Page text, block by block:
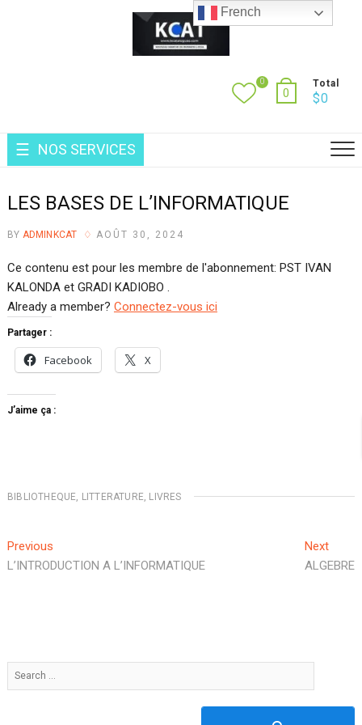
0
0
Total
$0
NOS SERVICES
LES BASES DE L’INFORMATIQUE
BY ADMINKCAT AOÛT 30, 2024
Ce contenu est pour les membre de l'abonnement: PST IVAN
KALONDA et GRADI KADIOBO .
Already a member? Connectez-vous ici
Partager :
Facebook X
J’aime ça :
BIBLIOTHEQUE, LITTERATURE, LIVRES
Navigation
de
PreviousPrevious
post:
L’INTRODUCTION A L’INFORMATIQUE
NextNext
post:
ALGEBRE
Search
…
French